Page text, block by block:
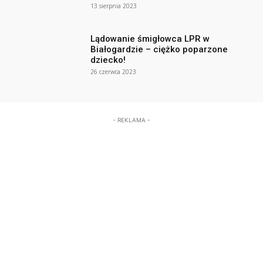
13 sierpnia 2023
Lądowanie śmigłowca LPR w
Białogardzie – ciężko poparzone
dziecko!
26 czerwca 2023
- REKLAMA -